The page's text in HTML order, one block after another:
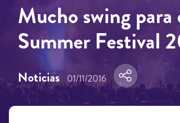
Noticias 01/11/2016
Mucho swing para
Summer Festival